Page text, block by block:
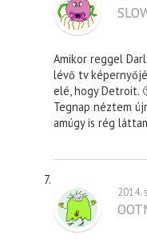
Amikor reggel
lévő tv
elé, hogy Detroit.
Tegnap néztem
amúgy is rég
2014.